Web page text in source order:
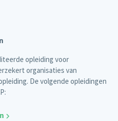
opleiding voor
organisaties van
De volgende opleidingen